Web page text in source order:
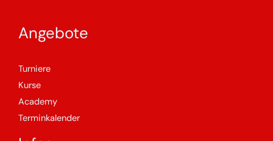
Angebote
Turniere
Kurse
Academy
Terminkalender